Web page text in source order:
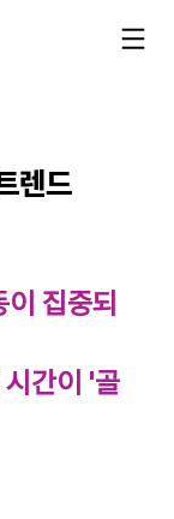
렌드
집중되
간이 '골